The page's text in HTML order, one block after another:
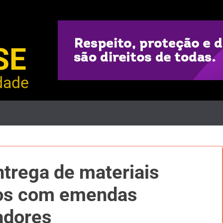
de materiais
com emendas